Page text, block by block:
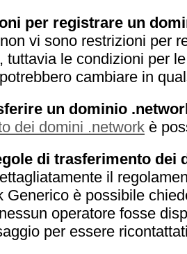
per registrare un
vi sono restrizioni per
tuttavia le condizioni per
cambiare in
un dominio
dei domini .network è
di trasferimento dei
il
Generico è possibile
operatore fosse
per essere